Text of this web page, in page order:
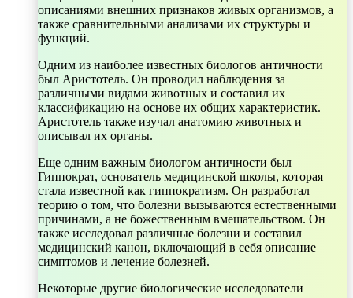
описаниями внешних признаков живых организмов, а
также сравнительными анализами их структуры и
функций.
Одним из наиболее известных биологов античности
был Аристотель. Он проводил наблюдения за
различными видами животных и составил их
классификацию на основе их общих характеристик.
Аристотель также изучал анатомию животных и
описывал их органы.
Еще одним важным биологом античности был
Гиппократ, основатель медицинской школы, которая
стала известной как гиппократизм. Он разработал
теорию о том, что болезни вызываются естественными
причинами, а не божественным вмешательством. Он
также исследовал различные болезни и составил
медицинский канон, включающий в себя описание
симптомов и лечение болезней.
Некоторые другие биологические исследователи